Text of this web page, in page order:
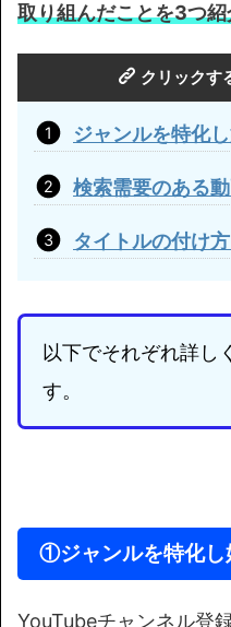
取り組んだことを3つ紹
クリックす
ジャンルを特化
検索需要のある
タイトルの付け
以下でそれぞれ詳し
す。
①ジャンルを特化し
YouTubeチャンネル登